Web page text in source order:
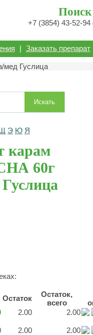
Поиск
+7 (3854) 43-52-94
| Заказать препарат
мед Гуслица
Искать
Э Ю Я
карам
60г
Остаток
Остаток,
всего
2.00 2.00
2.00 2.00